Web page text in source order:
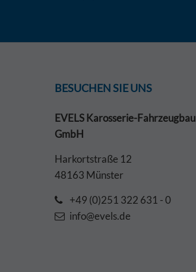
BESUCHEN SIE UNS
EVELS Karosserie-Fahrzeugbau
GmbH
Harkortstraße 12
48163 Münster
+49 (0)251 322 631 - 0
info@evels.de